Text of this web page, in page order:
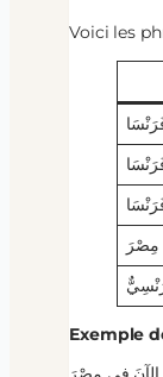
Voici les
مِصْرَ
Exemple